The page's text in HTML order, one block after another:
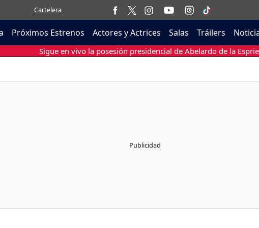
Cartelera
Próximos Estrenos Actores y Actrices Salas Tráilers
Sigue en vivo la posesión presidencial de Abelardo de la